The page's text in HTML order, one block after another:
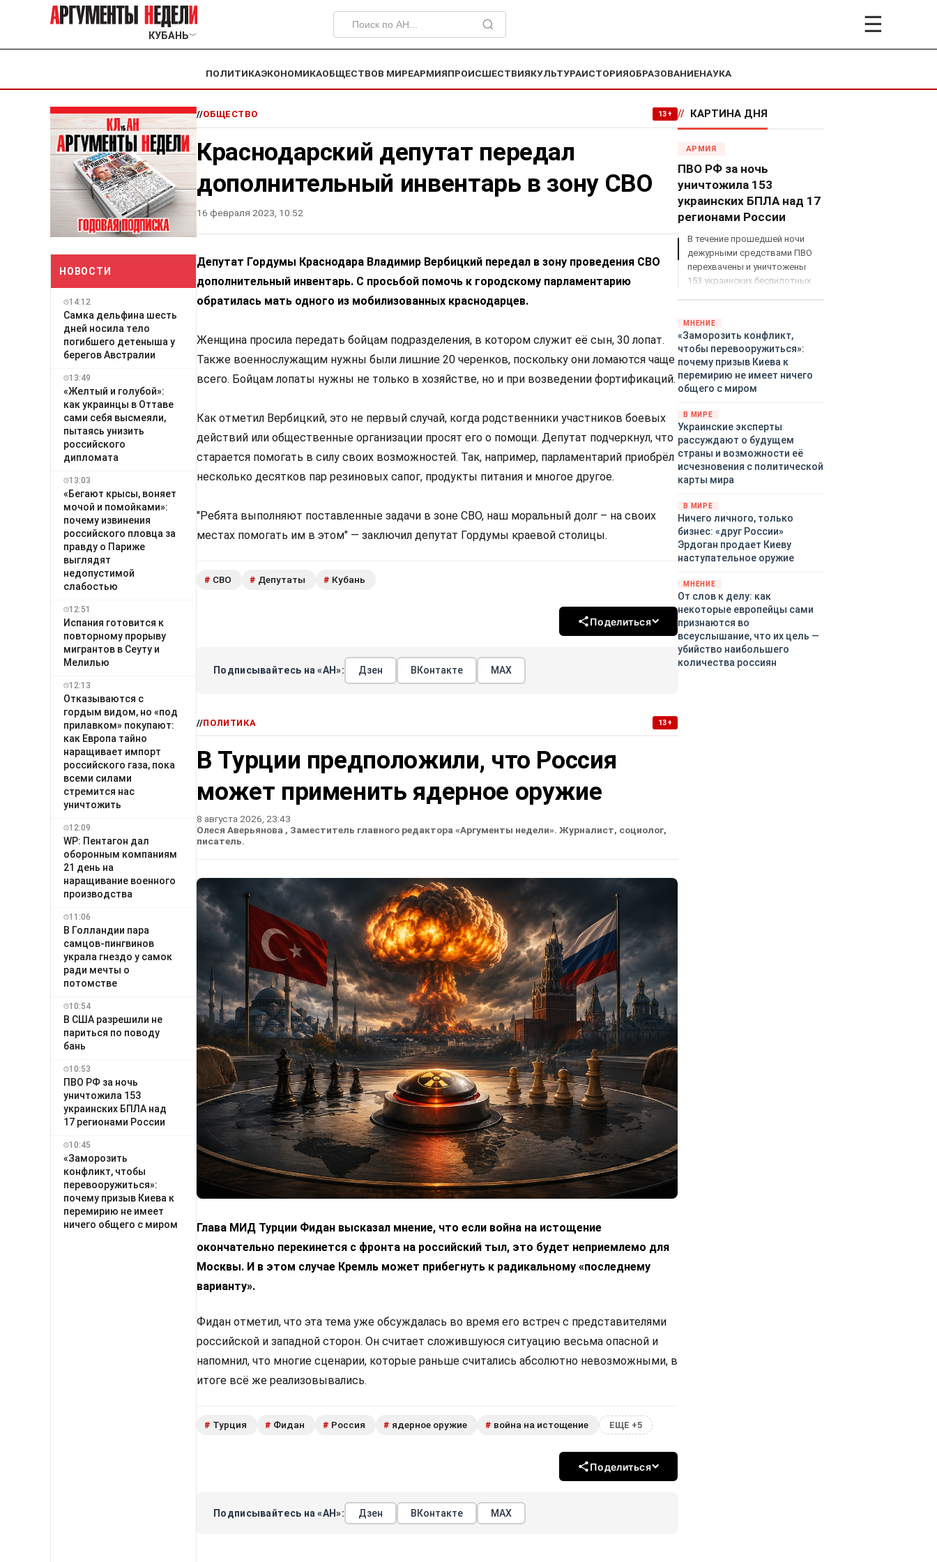
КУБАНЬ﹀ ☰
ПОЛИТИКАЭКОНОМИКАОБЩЕСТВОВ МИРЕАРМИЯПРОИСШЕСТВИЯКУЛЬТУРАИСТОРИЯОБРАЗОВАНИЕНАУКА
НОВОСТИ
14:12
Самка дельфина шесть
дней носила тело
погибшего детеныша у
берегов Австралии
13:49
«Желтый и голубой»:
как украинцы в Оттаве
сами себя высмеяли,
пытаясь унизить
российского
дипломата
13:03
«Бегают крысы, воняет
мочой и помойками»:
почему извинения
российского пловца за
правду о Париже
выглядят
недопустимой
слабостью
12:51
Испания готовится к
повторному прорыву
мигрантов в Сеуту и
Мелилью
12:13
Отказываются с
гордым видом, но «под
прилавком» покупают:
как Европа тайно
наращивает импорт
российского газа, пока
всеми силами
стремится нас
уничтожить
12:09
WP: Пентагон дал
оборонным компаниям
21 день на
наращивание военного
производства
11:06
В Голландии пара
самцов-пингвинов
украла гнездо у самок
ради мечты о
потомстве
10:54
В США разрешили не
париться по поводу
бань
10:53
ПВО РФ за ночь
уничтожила 153
украинских БПЛА над
17 регионами России
10:45
«Заморозить
конфликт, чтобы
перевооружиться»:
почему призыв Киева к
перемирию не имеет
ничего общего с миром
//ОБЩЕСТВО 13+
Краснодарский депутат передал
дополнительный инвентарь в зону СВО
16 февраля 2023, 10:52
Депутат Гордумы Краснодара Владимир Вербицкий передал в зону проведения СВО
дополнительный инвентарь. С просьбой помочь к городскому парламентарию
обратилась мать одного из мобилизованных краснодарцев.
Женщина просила передать бойцам подразделения, в котором служит её сын, 30 лопат.
Также военнослужащим нужны были лишние 20 черенков, поскольку они ломаются чаще
всего. Бойцам лопаты нужны не только в хозяйстве, но и при возведении фортификаций.
Как отметил Вербицкий, это не первый случай, когда родственники участников боевых
действий или общественные организации просят его о помощи. Депутат подчеркнул, что
старается помогать в силу своих возможностей. Так, например, парламентарий приобрёл
несколько десятков пар резиновых сапог, продукты питания и многое другое.
"Ребята выполняют поставленные задачи в зоне СВО, наш моральный долг – на своих
местах помогать им в этом" — заключил депутат Гордумы краевой столицы.
# СВО # Депутаты # Кубань
Поделиться
Подписывайтесь на «АН»: Дзен ВКонтакте МАХ
//ПОЛИТИКА 13+
В Турции предположили, что Россия
может применить ядерное оружие
8 августа 2026, 23:43
Олеся Аверьянова , Заместитель главного редактора «Аргументы недели». Журналист, социолог,
писатель.
Глава МИД Турции Фидан высказал мнение, что если война на истощение
окончательно перекинется с фронта на российский тыл, это будет неприемлемо для
Москвы. И в этом случае Кремль может прибегнуть к радикальному «последнему
варианту».
Фидан отметил, что эта тема уже обсуждалась во время его встреч с представителями
российской и западной сторон. Он считает сложившуюся ситуацию весьма опасной и
напомнил, что многие сценарии, которые раньше считались абсолютно невозможными, в
итоге всё же реализовывались.
# Турция # Фидан # Россия # ядерное оружие # война на истощение ЕЩЕ +5
Поделиться
Подписывайтесь на «АН»: Дзен ВКонтакте МАХ
// КАРТИНА ДНЯ
АРМИЯ
ПВО РФ за ночь
уничтожила 153
украинских БПЛА над 17
регионами России
В течение прошедшей ночи
дежурными средствами ПВО
перехвачены и уничтожены
153 украинских беспилотных
территориями Белгородской,
Брянской, Владимирской,
Воронежской, Калужской,
Курской, Липецкой,
Орловской, Ростовской,
Рязанской, Самарской,
Тульской областей,
Московского региона,
Республики Крым, Республики
Татарстан, Краснодарского
края и над акваториями
МНЕНИЕ
«Заморозить конфликт,
чтобы перевооружиться»:
почему призыв Киева к
перемирию не имеет ничего
общего с миром
В МИРЕ
Украинские эксперты
рассуждают о будущем
страны и возможности её
исчезновения с политической
карты мира
В МИРЕ
Ничего личного, только
бизнес: «друг России»
Эрдоган продает Киеву
наступательное оружие
МНЕНИЕ
От слов к делу: как
некоторые европейцы сами
признаются во
всеуслышание, что их цель —
убийство наибольшего
количества россиян